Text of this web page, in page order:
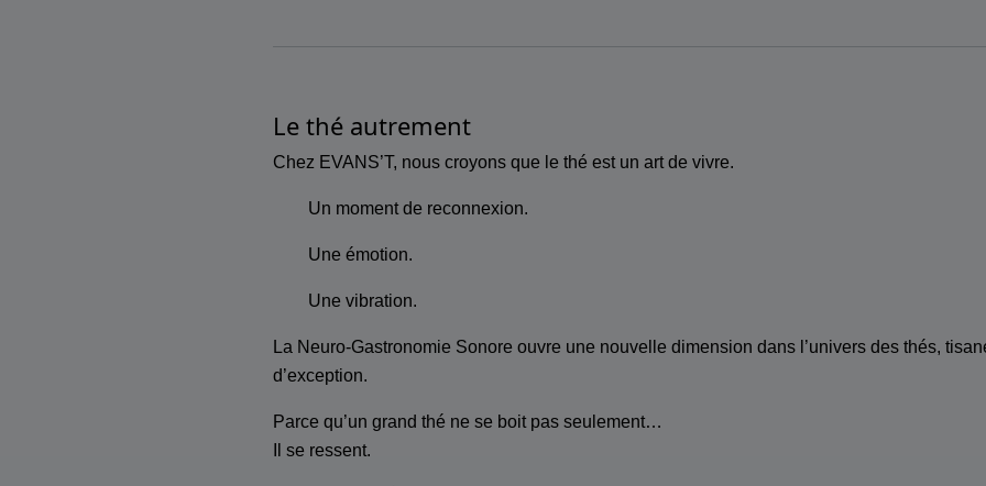
Le thé autrement
Chez EVANS’T, nous croyons que le thé est un art de vivre.
Un moment de reconnexion.
Une émotion.
Une vibration.
La Neuro-Gastronomie Sonore ouvre une nouvelle dimension dans l’univers des thés,
d’exception.
Parce qu’un grand thé ne se boit pas seulement…
Il se ressent.